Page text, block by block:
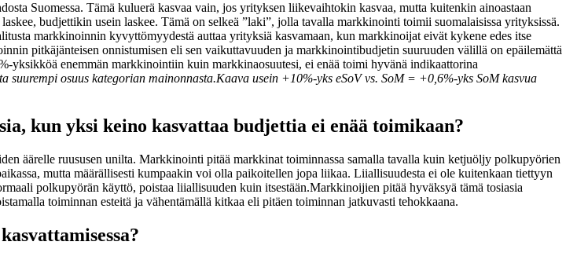
Suomessa. Tämä kuluerä kasvaa vain, jos yrityksen liikevaihtokin kasvaa, mutta kuitenkin ainoastaan
budjettikin usein laskee. Tämä on selkeä ”laki”, jolla tavalla markkinointi toimii suomalaisissa yrityksissä.
markkinoinnin kyvyttömyydestä auttaa yrityksiä kasvamaan, kun markkinoijat eivät kykene edes itse
pitkäjänteisen onnistumisen eli sen vaikuttavuuden ja markkinointibudjetin suuruuden välillä on epäilemättä
yksikköä enemmän markkinointiin kuin markkinaosuutesi, ei enää toimi hyvänä indikaattorina
suurempi osuus kategorian mainonnasta.Kaava usein +10%-yks eSoV vs. SoM = +0,6%-yks SoM kasvua
kun yksi keino kasvattaa budjettia ei enää toimikaan?
äärelle ruususen unilta. Markkinointi pitää markkinat toiminnassa samalla tavalla kuin ketjuöljy polkupyörien
mutta määrällisesti kumpaakin voi olla paikoitellen jopa liikaa. Liiallisuudesta ei ole kuitenkaan tiettyyn
polkupyörän käyttö, poistaa liiallisuuden kuin itsestään.Markkinoijien pitää hyväksyä tämä tosiasia
toiminnan esteitä ja vähentämällä kitkaa eli pitäen toiminnan jatkuvasti tehokkaana.